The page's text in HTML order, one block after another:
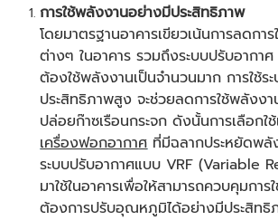
การใช้พลังงานอย่างมีประสิทธิภาพ
โดยมาตรฐานอาคารเขียวเน้นการลดกา
ต่างๆ ในอาคาร รวมถึงระบบปรับอากา
ต้องใช้พลังงานเป็นจำนวนมาก การใช้ร
ประสิทธิภาพสูง จะช่วยลดการใช้พลังง
ปล่อยก๊าซเรือนกระจก ดังนั้นการเลือกใ
เครื่องฟอกอากาศ ที่มีฉลากประหยัดพลั
ระบบปรับอากาศแบบ VRF (Variable
มาใช้ในอาคารเพื่อให้สามารถควบคุมก
ต้องการปรับอุณหภูมิได้อย่างมีประสิทธิ